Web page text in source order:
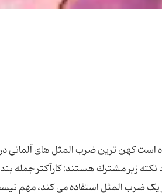
کهن ترین ضرب المثل های آلمانی
نكته زیر مشترك هستند: كارآكتر
یک ضرب المثل استفاده می کند، مهم